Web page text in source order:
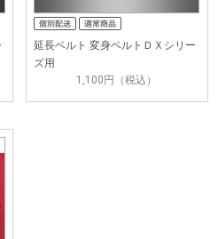
延長ベルト 変身ベルトＤＸシリー
ズ用
1,100円（税込）